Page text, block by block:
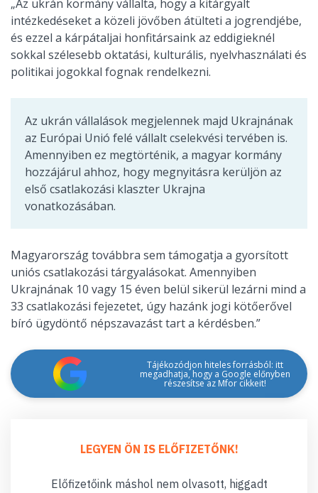
„Az ukrán kormány vállalta, hogy a kitárgyalt
intézkedéseket a közeli jövőben átülteti a jogrendjébe,
és ezzel a kárpátaljai honfitársaink az eddigieknél
sokkal szélesebb oktatási, kulturális, nyelvhasználati és
politikai jogokkal fognak rendelkezni.
Az ukrán vállalások megjelennek majd Ukrajnának
az Európai Unió felé vállalt cselekvési tervében is.
Amennyiben ez megtörténik, a magyar kormány
hozzájárul ahhoz, hogy megnyitásra kerüljön az
első csatlakozási klaszter Ukrajna
vonatkozásában.
Magyarország továbbra sem támogatja a gyorsított
uniós csatlakozási tárgyalásokat. Amennyiben
Ukrajnának 10 vagy 15 éven belül sikerül lezárni mind a
33 csatlakozási fejezetet, úgy hazánk jogi kötőerővel
bíró ügydöntő népszavazást tart a kérdésben.”
Tájékozódjon hiteles forrásból: itt
megadhatja, hogy a Google előnyben
részesítse az Mfor cikkeit!
LEGYEN ÖN IS ELŐFIZETŐNK!
Előfizetőink máshol nem olvasott, higgadt